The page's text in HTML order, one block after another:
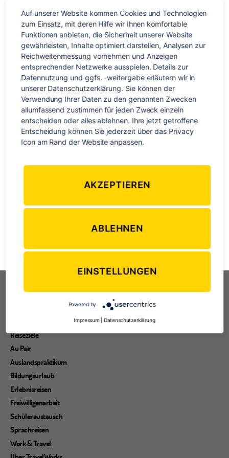
reisen
„Take only memories, leave only footprints.“ Chief Seattle Die
Welt bereisen und dabei möglichst viel erkunden – wer
ursprünglichen Form erleben können: Traumhafte
Ganz unbewusst hinterlassen wir aber oft genau hier mehr
Flug,nachhaltig,Nachhaltigkeit,Natur,Naturschutz,Reise,Reisen
Entdecke die Welt
Reiseziele
Au Pair
Auslandspraktikum
Bildungsurlaub
Erlebnisreisen
Freiwilligenarbeit
Schüleraustausch
Sprachreisen
Work & Travel
Auf unserer Website kommen Cookies und Technologien
zum Einsatz, mit deren Hilfe wir Ihnen komfortable
Funktionen anbieten, die Sicherheit unserer Website
gewährleisten, Inhalte optimiert darstellen, Analysen zur
Reichweitenmessung vornehmen und Anzeigen
entsprechender Netzwerke ausspielen. Details zur
Datennutzung und ggfs. -weitergabe erläutern wir in
unserer Datenschutzerklärung. Sie können der
Verwendung Ihrer Daten zu den genannten Zwecken
allumfassend zustimmen für jeden Zweck einzeln
entscheiden oder alles ablehnen. Ihre jetzt getroffene
Entscheidung können Sie jederzeit über das Privacy
Icon am Rand der Website anpassen.
AKZEPTIEREN
ABLEHNEN
EINSTELLUNGEN
Powered by
Impressum Datenschutzerklärung